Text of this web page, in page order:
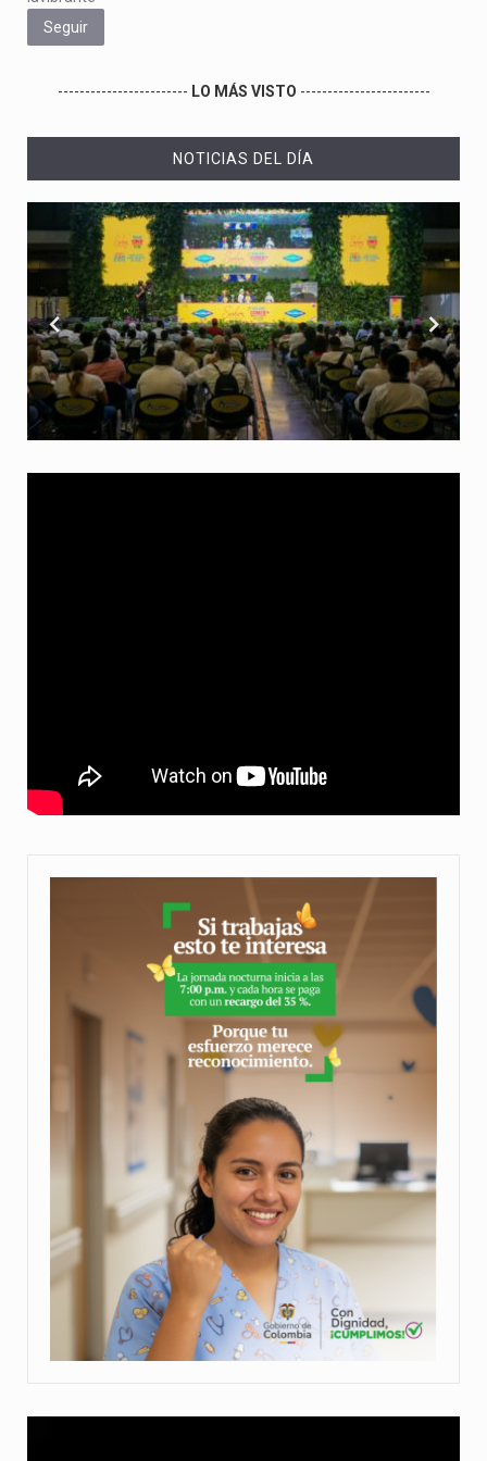
Seguir
------------------------ LO MÁS VISTO ------------------------
NOTICIAS DEL DÍA